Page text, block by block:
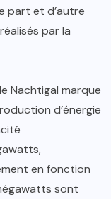
part et d’autre
par la
Nachtigal marque
d’énergie
en fonction
sont